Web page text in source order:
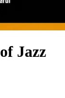
Jazz